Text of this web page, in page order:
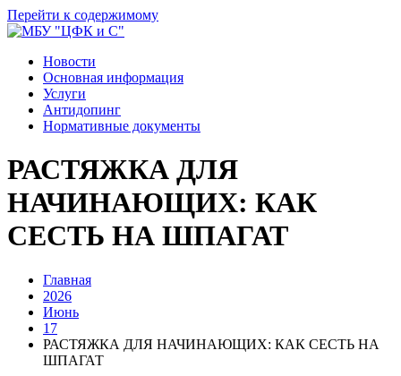
Перейти к содержимому
Новости
Основная информация
Услуги
Антидопинг
Нормативные документы
РАСТЯЖКА ДЛЯ
НАЧИНАЮЩИХ: КАК
СЕСТЬ НА ШПАГАТ
Главная
2026
Июнь
17
РАСТЯЖКА ДЛЯ НАЧИНАЮЩИХ: КАК СЕСТЬ НА
ШПАГАТ